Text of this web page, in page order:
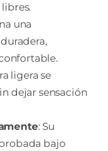
una
ligera se
dejar sensación
: Su
bajo